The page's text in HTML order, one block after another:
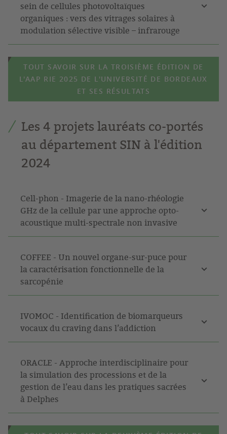
sein de cellules photovoltaïques
organiques : vers des vitrages solaires à
modulation sélective visible – infrarouge
TOUT SAVOIR SUR LA TROISIÈME ÉDITION DE
L'AAP RIE 2025 DE L'UNIVERSITÉ DE BORDEAUX
ET SES RÉSULTATS
Les 4 projets lauréats co-portés
au département SIN à l'édition
2024
Cell-phon - Imagerie de la nano-rhéologie
GHz de la cellule par une approche opto-
acoustique multi-spectrale non invasive
COFFEE - Un nouvel organe-sur-puce pour
la caractérisation fonctionnelle de la
sarcopénie
IVOMOC - Identification de biomarqueurs
vocaux du craving dans l’addiction
ORACLE - Approche interdisciplinaire pour
la simulation des processions et de la
gestion de l’eau dans les pratiques sacrées
à Delphes